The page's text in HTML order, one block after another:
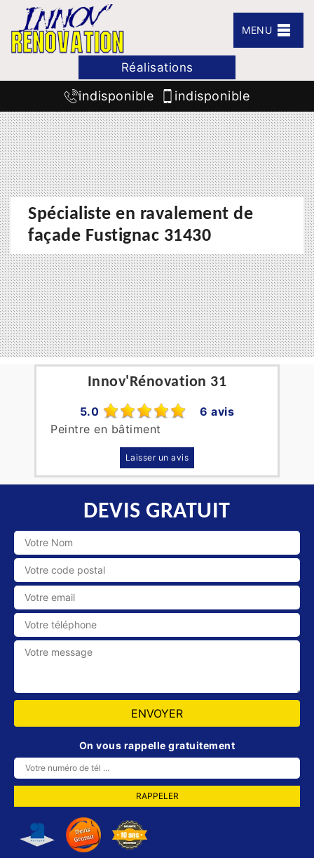
MENU
Réalisations
indisponible indisponible
Spécialiste en ravalement de
façade Fustignac 31430
Innov'Rénovation 31
5.0
6 avis
Peintre en bâtiment
Laisser un avis
DEVIS GRATUIT
On vous rappelle gratuitement